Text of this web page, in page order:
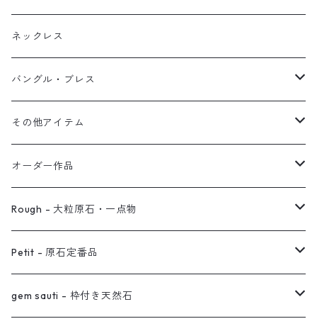
ブレス
オブジェ
イヤーカフ
フープ
植物イヤーカフ
ぶら下がりイヤーカフ
2連イヤーカフ
イヤリング対応
ノンホールピアス
オーダー用ページ
真鍮イヤーカフ
ネックレス
バングル・ブレス
ブレスレット
バングル
その他アイテム
ブローチ
ヘアアクセサリー
オーダー作品
リング
ネックレス
ピアス
Rough - 大粒原石・一点物
ピアス
リング
Petit - 原石定番品
ピアス
gem sauti - 枠付き天然石